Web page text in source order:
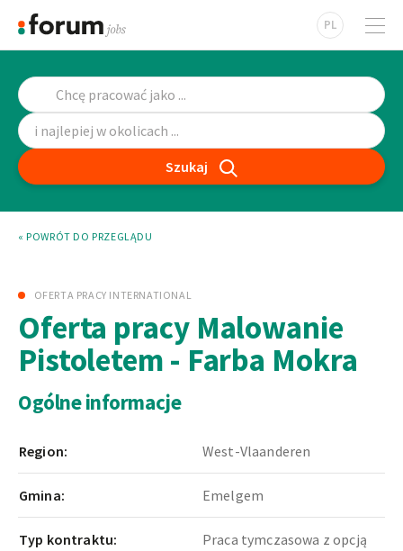
PL
Szukaj
« POWRÓT DO PRZEGLĄDU
OFERTA PRACY INTERNATIONAL
Oferta pracy Malowanie
Pistoletem - Farba Mokra
Ogólne informacje
Region: West-Vlaanderen
Gmina: Emelgem
Typ kontraktu:
Praca tymczasowa z opcją